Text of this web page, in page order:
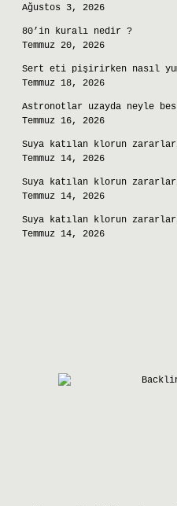
Ağustos 3, 2026
80’in kuralı nedir ?
Temmuz 20, 2026
Sert eti pişirirken nasıl
Temmuz 18, 2026
Astronotlar uzayda neyle
Temmuz 16, 2026
Suya katılan klorun
Temmuz 14, 2026
Suya katılan klorun
Temmuz 14, 2026
Suya katılan klorun
Temmuz 14, 2026